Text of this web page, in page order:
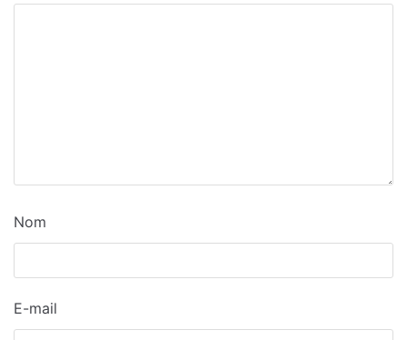
Nom
E-mail